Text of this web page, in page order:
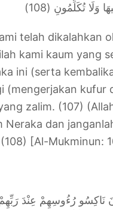
telah dikalahkan
kami kaum yang
ini (serta
(mengerjakan kufur
zalim. (107)
Neraka dan
[Al-Mukminun:
نَاكِسُو رُءُوسِهِمْ عِنْدَ رَبِّهِمْ